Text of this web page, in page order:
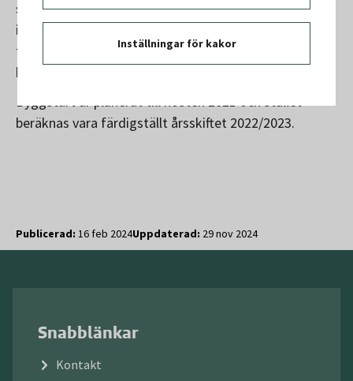
Inställningar för kakor
stenladugården med delar från 1700-talet, kommer
inte att rivas. I dagsläget är det dock inte klart vilken
typ av verksamhet som kommer att bedrivas i
byggnaden i framtiden.
Byggstart är planerat till hösten 2021 och stallet
beräknas vara färdigställt årsskiftet 2022/2023.
Publicerad: 16 feb 2024Uppdaterad: 29 nov 2024
Snabblänkar
Kontakt